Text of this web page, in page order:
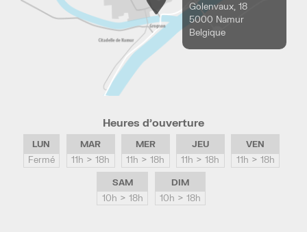
Golenvaux, 18
5000 Namur
Belgique
Heures d’ouverture
LUN
Fermé
MAR
11h > 18h
MER
11h > 18h
JEU
11h > 18h
VEN
11h > 18h
SAM
10h > 18h
DIM
10h > 18h